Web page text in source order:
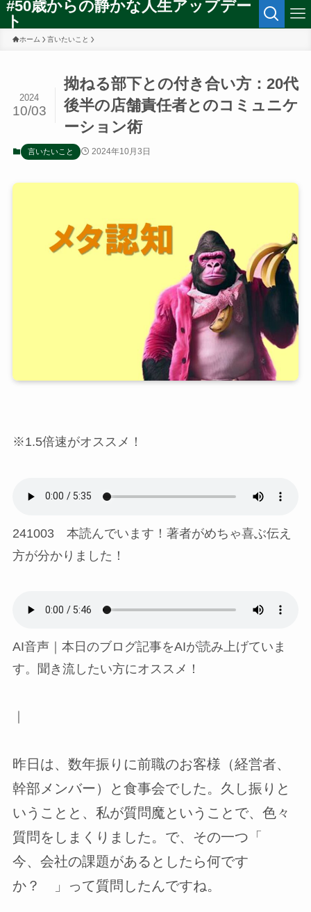
#50歳からの静かな人生アップデー
ト
ホーム 言いたいこと
拗ねる部下との付き合い方：20代
後半の店舗責任者とのコミュニケ
ーション術
2024
10/03
言いたいこと 2024年10月3日
※1.5倍速がオススメ！
241003 本読んでいます！著者がめちゃ喜ぶ伝え
方が分かりました！
AI音声｜本日のブログ記事をAIが読み上げていま
す。聞き流したい方にオススメ！
昨日は、数年振りに前職のお客様（経営者、
幹部メンバー）と食事会でした。久し振りと
いうことと、私が質問魔ということで、色々
質問をしまくりました。で、その一つ「
今、会社の課題があるとしたら何です
か？ 」って質問したんですね。